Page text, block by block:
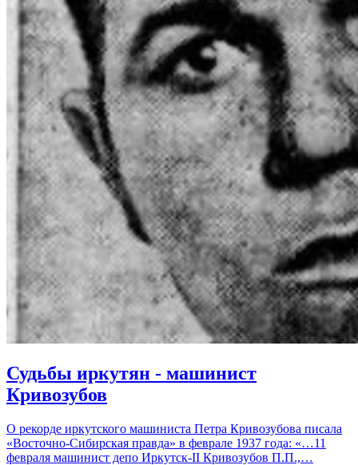
Судьбы иркутян - машинист
Кривозубов
О рекорде иркутского машиниста Петра Кривозубова писала
«Восточно-Сибирская правда» в феврале 1937 года: «…11
февраля машинист депо Иркутск-II Кривозубов П.П.,…